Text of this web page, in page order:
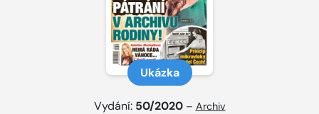
Ukázka
Vydání: 50/2020 – Archiv